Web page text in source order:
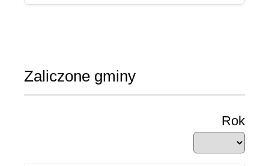
Zaliczone gminy
Rok